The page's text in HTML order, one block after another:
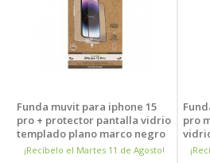
Funda muvit para iphone 15
pro + protector pantalla vidrio
templado plano marco negro
¡Recíbelo el Martes 11 de Agosto!
pro